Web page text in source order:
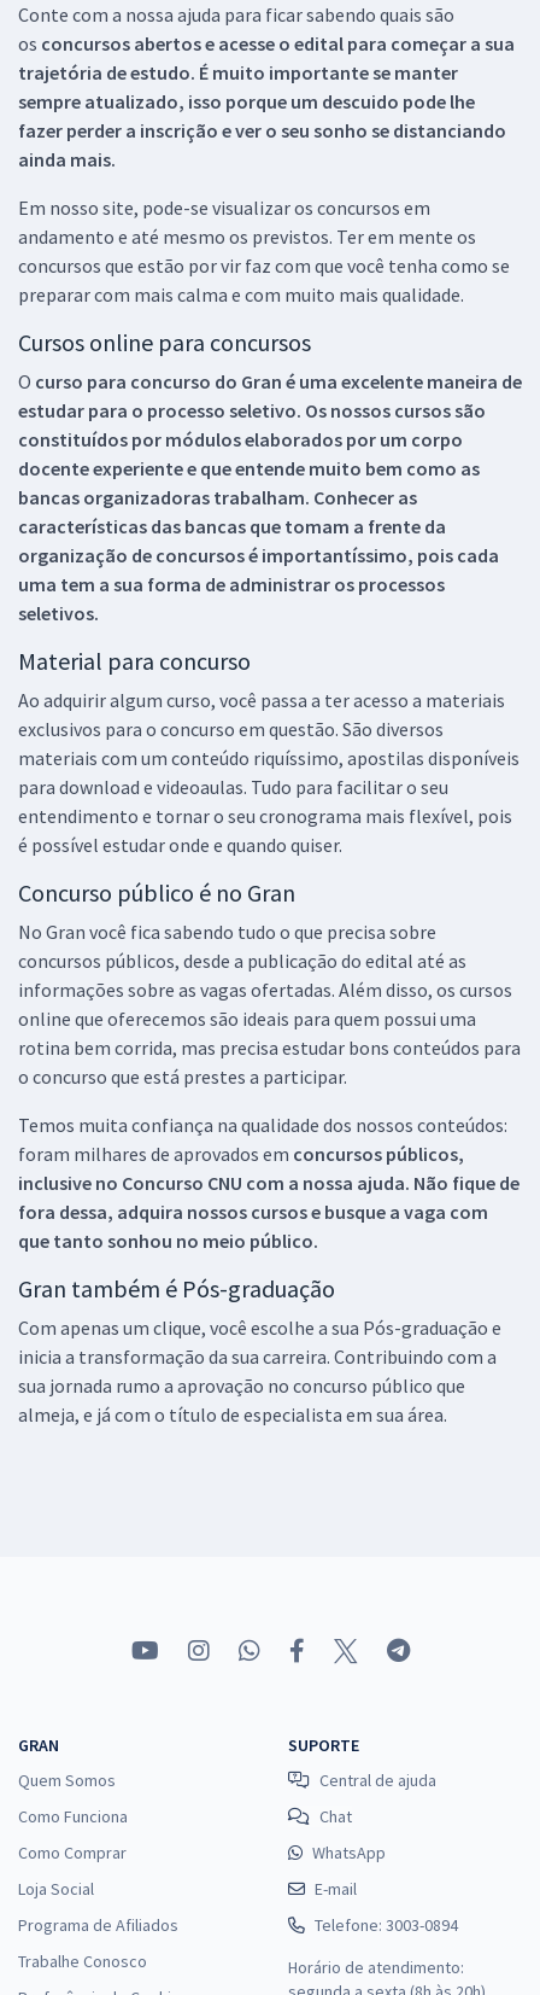
Conte com a nossa ajuda para ficar sabendo quais são
os concursos abertos e acesse o edital para começar a sua
trajetória de estudo. É muito importante se manter
sempre atualizado, isso porque um descuido pode lhe
fazer perder a inscrição e ver o seu sonho se distanciando
ainda mais.
Em nosso site, pode-se visualizar os concursos em
andamento e até mesmo os previstos. Ter em mente os
concursos que estão por vir faz com que você tenha como se
preparar com mais calma e com muito mais qualidade.
Cursos online para concursos
O curso para concurso do Gran é uma excelente maneira de
estudar para o processo seletivo. Os nossos cursos são
constituídos por módulos elaborados por um corpo
docente experiente e que entende muito bem como as
bancas organizadoras trabalham. Conhecer as
características das bancas que tomam a frente da
organização de concursos é importantíssimo, pois cada
uma tem a sua forma de administrar os processos
seletivos.
Material para concurso
Ao adquirir algum curso, você passa a ter acesso a materiais
exclusivos para o concurso em questão. São diversos
materiais com um conteúdo riquíssimo, apostilas disponíveis
para download e videoaulas. Tudo para facilitar o seu
entendimento e tornar o seu cronograma mais flexível, pois
é possível estudar onde e quando quiser.
Concurso público é no Gran
No Gran você fica sabendo tudo o que precisa sobre
concursos públicos, desde a publicação do edital até as
informações sobre as vagas ofertadas. Além disso, os cursos
online que oferecemos são ideais para quem possui uma
rotina bem corrida, mas precisa estudar bons conteúdos para
o concurso que está prestes a participar.
Temos muita confiança na qualidade dos nossos conteúdos:
foram milhares de aprovados em concursos públicos,
inclusive no Concurso CNU com a nossa ajuda. Não fique de
fora dessa, adquira nossos cursos e busque a vaga com
que tanto sonhou no meio público.
Gran também é Pós-graduação
Com apenas um clique, você escolhe a sua Pós-graduação e
inicia a transformação da sua carreira. Contribuindo com a
sua jornada rumo a aprovação no concurso público que
almeja, e já com o título de especialista em sua área.
GRAN
Quem Somos
Como Funciona
Como Comprar
Loja Social
Programa de Afiliados
Trabalhe Conosco
SUPORTE
Central de ajuda
Chat
WhatsApp
E-mail
Telefone: 3003-0894
Horário de atendimento: